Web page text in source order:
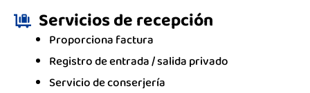
Servicios de recepción
Proporciona factura
Registro de entrada / salida privado
Servicio de conserjería